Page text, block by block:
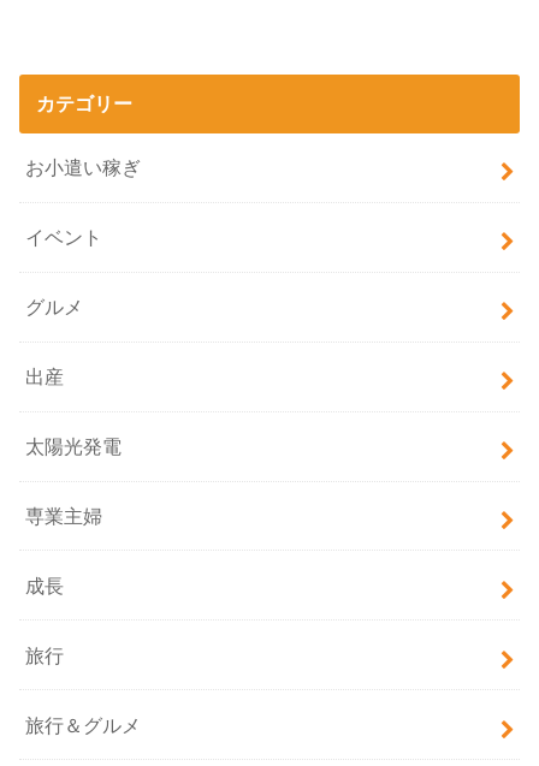
カテゴリー
お小遣い稼ぎ
イベント
グルメ
出産
太陽光発電
専業主婦
成長
旅行
旅行＆グルメ